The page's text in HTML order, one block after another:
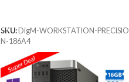
SKU: DigM-WORKSTATION-PRECISIO
N-186A4